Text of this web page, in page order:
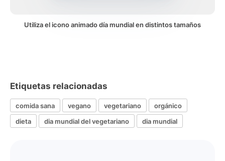
Utiliza el icono animado día mundial en distintos tamaños
Etiquetas relacionadas
comida sana vegano vegetariano
orgánico
dieta
dia mundial del vegetariano dia mundial